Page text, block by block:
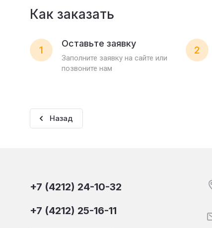
Как заказать
1
Оставьте заявку
Заполните заявку на сайте или
позвоните нам
2
Назад
+7 (4212) 24-10-32
+7 (4212) 25-16-11